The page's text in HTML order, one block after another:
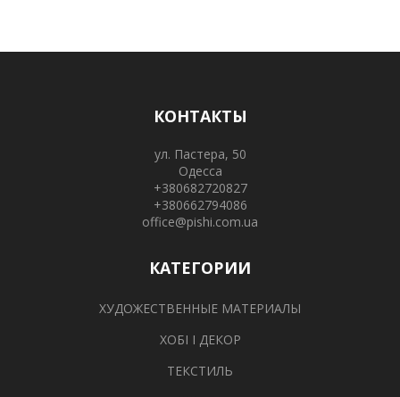
КОНТАКТЫ
ул. Пастера, 50
Одесса
+380682720827
+380662794086
office@pishi.com.ua
КАТЕГОРИИ
ХУДОЖЕСТВЕННЫЕ МАТЕРИАЛЫ
ХОБІ І ДЕКОР
ТЕКСТИЛЬ